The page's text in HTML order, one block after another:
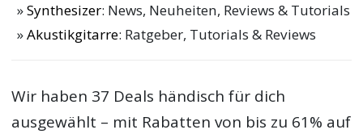
Synthesizer: News, Neuheiten, Reviews & Tutorials
Akustikgitarre: Ratgeber, Tutorials & Reviews
Wir haben 37 Deals händisch für dich
ausgewählt – mit Rabatten von bis zu 61% auf